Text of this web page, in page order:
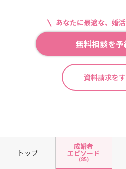
あなたに最適な、婚
無料相談を予
資料請求を
トップ
成婚者
エピソード
(85)